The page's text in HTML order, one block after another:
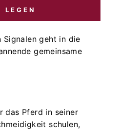
LEGEN
Signalen geht in die
gemeinsame
das Pferd in seiner
schulen,